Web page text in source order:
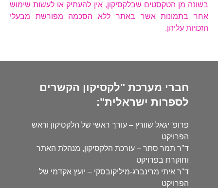
בשונה מן הטקסטים שבלקסיקון, אין להעתיק או לעשות שימוש
אחר בתמונות אשר באתר ללא הסכמה מפורשת מבעלי
הזכויות עליהן.
חברי מערכת "לקסיקון הקשרים
לספרות ישראלית":
פרופ' יגאל שוורץ – עורך ראשי של הלקסיקון וראש
הפרויקט
ד"ר תמר סתר – עורכת הלקסיקון, מנהלת האתר
וחוקרת בפרויקט
ד"ר איתי מרינברג-מיליקובסקי – יועץ אקדמי של
הפרויקט